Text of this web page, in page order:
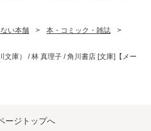
い本舗 > 本・コミック・雑誌
>
文庫） / 林 真理子 / 角川書店 [文庫]【メー
ージトップへ